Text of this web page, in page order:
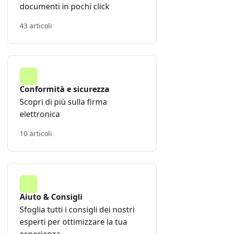
documenti in pochi click
43 articoli
Conformità e sicurezza
Scopri di più sulla firma
elettronica
10 articoli
Aiuto & Consigli
Sfoglia tutti i consigli dei nostri
esperti per ottimizzare la tua